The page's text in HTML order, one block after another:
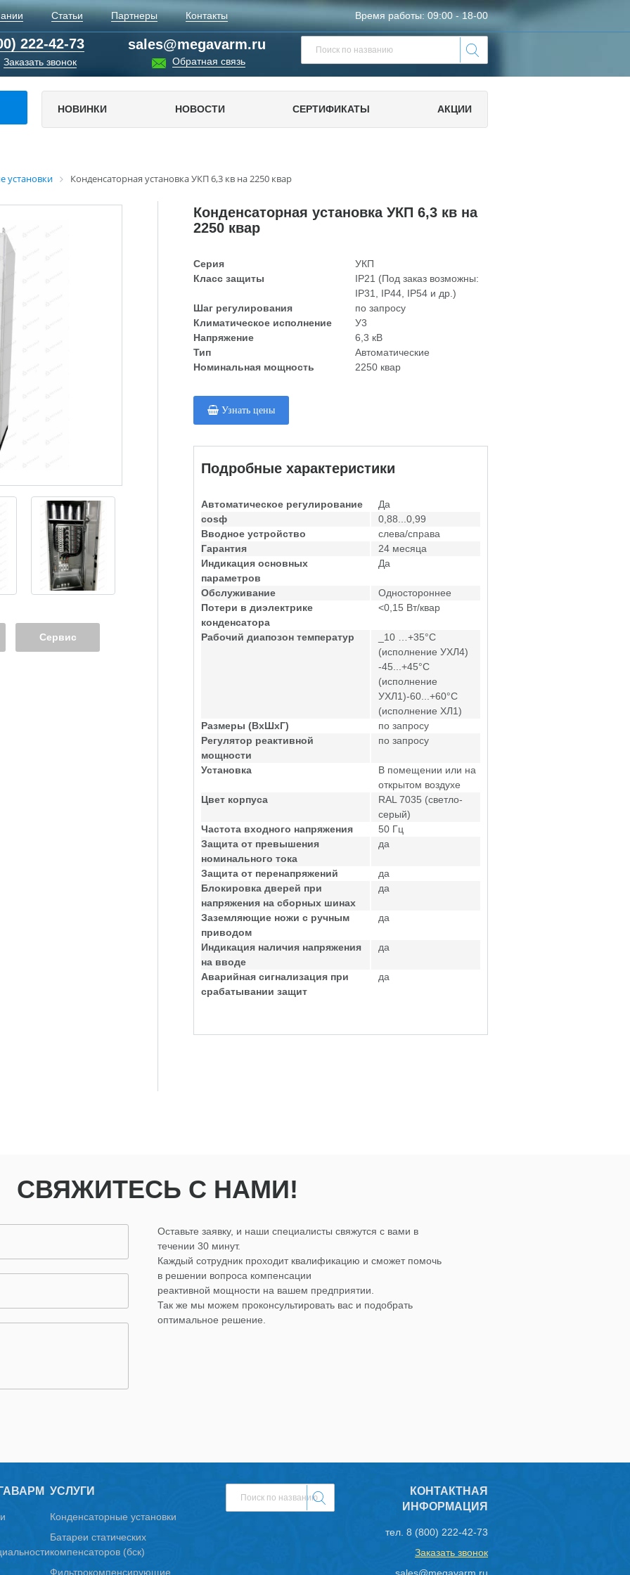
Статьи Партнеры Контакты Время работы: 09:00 - 18-00
222-42-73
Заказать звонок
sales@megavarm.ru
Обратная связь
НОВИНКИ НОВОСТИ СЕРТИФИКАТЫ АКЦИИ
установки Конденсаторная установка УКП 6,3 кв на 2250 квар
Сервис
Конденсаторная установка УКП 6,3 кв на
2250 квар
Серия
УКП
Класс защиты
IP21 (Под заказ возможны:
IP31, IP44, IP54 и др.)
Шаг регулирования
по запросу
Климатическое исполнение
У3
Напряжение
6,3 кВ
Тип
Автоматические
Номинальная мощность
2250 квар
Узнать цены
Подробные характеристики
Автоматическое регулирование
Да
cosф
0,88...0,99
Вводное устройство
слева/справа
Гарантия
24 месяца
Индикация основных
параметров
Да
Обслуживание
Одностороннее
Потери в диэлектрике
конденсатора
<0,15 Вт/квар
Рабочий диапозон температур
_10 …+35°С
(исполнение УХЛ4)
-45...+45°С
(исполнение
УХЛ1)-60...+60°С
(исполнение ХЛ1)
Размеры (ВхШхГ)
по запросу
Регулятор реактивной
мощности
по запросу
Установка
В помещении или на
открытом воздухе
Цвет корпуса
RAL 7035 (светло-
серый)
Частота входного напряжения
50 Гц
Защита от превышения
номинального тока
да
Защита от перенапряжений
да
Блокировка дверей при
напряжения на сборных шинах
да
Заземляющие ножи с ручным
приводом
да
Индикация наличия напряжения
на вводе
да
Аварийная сигнализация при
срабатывании защит
да
СВЯЖИТЕСЬ С НАМИ!
Оставьте заявку, и наши специалисты свяжутся с вами в
течении 30 минут.
Каждый сотрудник проходит квалификацию и сможет помочь
в решении вопроса компенсации
реактивной мощности на вашем предприятии.
Так же мы можем проконсультировать вас и подобрать
оптимальное решение.
УСЛУГИ
Конденсаторные установки
Батареи статических
компенсаторов (бск)
Фильтрокомпенсирующие
КОНТАКТНАЯ
ИНФОРМАЦИЯ
тел. 8 (800) 222-42-73
Заказать звонок